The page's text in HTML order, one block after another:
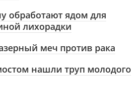
обработают ядом для
лихорадки
меч против рака
нашли труп молодого